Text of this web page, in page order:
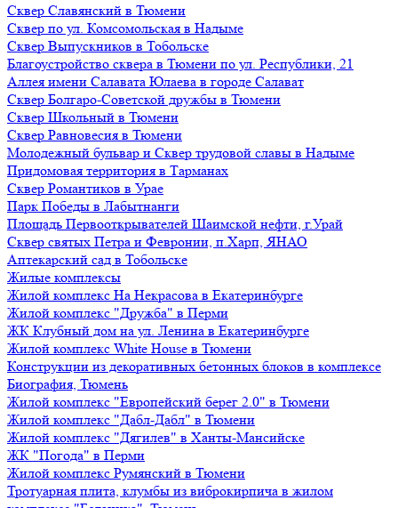
Сквер Славянский в Тюмени
Сквер по ул. Комсомольская в Надыме
Сквер Выпускников в Тобольске
Благоустройство сквера в Тюмени по ул. Республики, 21
Аллея имени Салавата Юлаева в городе Салават
Сквер Болгаро-Советской дружбы в Тюмени
Сквер Школьный в Тюмени
Сквер Равновесия в Тюмени
Молодежный бульвар и Сквер трудовой славы в Надыме
Придомовая территория в Тарманах
Сквер Романтиков в Урае
Парк Победы в Лабытнанги
Площадь Первооткрывателей Шаимской нефти, г.Урай
Сквер святых Петра и Февронии, п.Харп, ЯНАО
Аптекарский сад в Тобольске
Жилые комплексы
Жилой комплекс На Некрасова в Екатеринбурге
Жилой комплекс "Дружба" в Перми
ЖК Клубный дом на ул. Ленина в Екатеринбурге
Жилой комплекс White House в Тюмени
Конструкции из декоративных бетонных блоков в комплексе
Биография, Тюмень
Жилой комплекс "Европейский берег 2.0" в Тюмени
Жилой комплекс "Дабл-Дабл" в Тюмени
Жилой комплекс "Дягилев" в Ханты-Мансийске
ЖК "Погода" в Перми
Жилой комплекс Румянский в Тюмени
Тротуарная плита, клумбы из виброкирпича в жилом